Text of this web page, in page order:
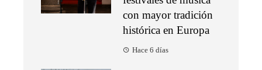
con mayor tradición
histórica en Europa
Hace 6 días